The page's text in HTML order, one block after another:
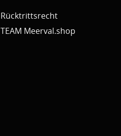
Rücktrittsrecht
TEAM Meerval.shop